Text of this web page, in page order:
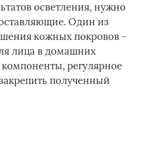
осветления, нужно
Один из
кожных покровов –
лица в домашних
регулярное
полученный